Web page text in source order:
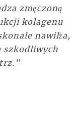
zmęczoną
kolagenu
nawilża,
szkodliwych